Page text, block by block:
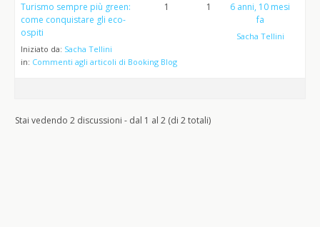
Turismo sempre più green:
come conquistare gli eco-
ospiti
Iniziato da: Sacha Tellini
in: Commenti agli articoli di Booking Blog
1 1
6 anni, 10 mesi
fa
Sacha Tellini
Stai vedendo 2 discussioni - dal 1 al 2 (di 2 totali)